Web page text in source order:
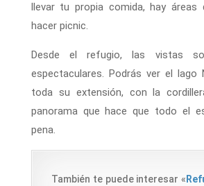
llevar tu propia comida, hay áreas
hacer picnic.
Desde el refugio, las vistas
espectaculares. Podrás ver el lago
toda su extensión, con la
panorama que hace que todo el
pena.
También te puede interesar «